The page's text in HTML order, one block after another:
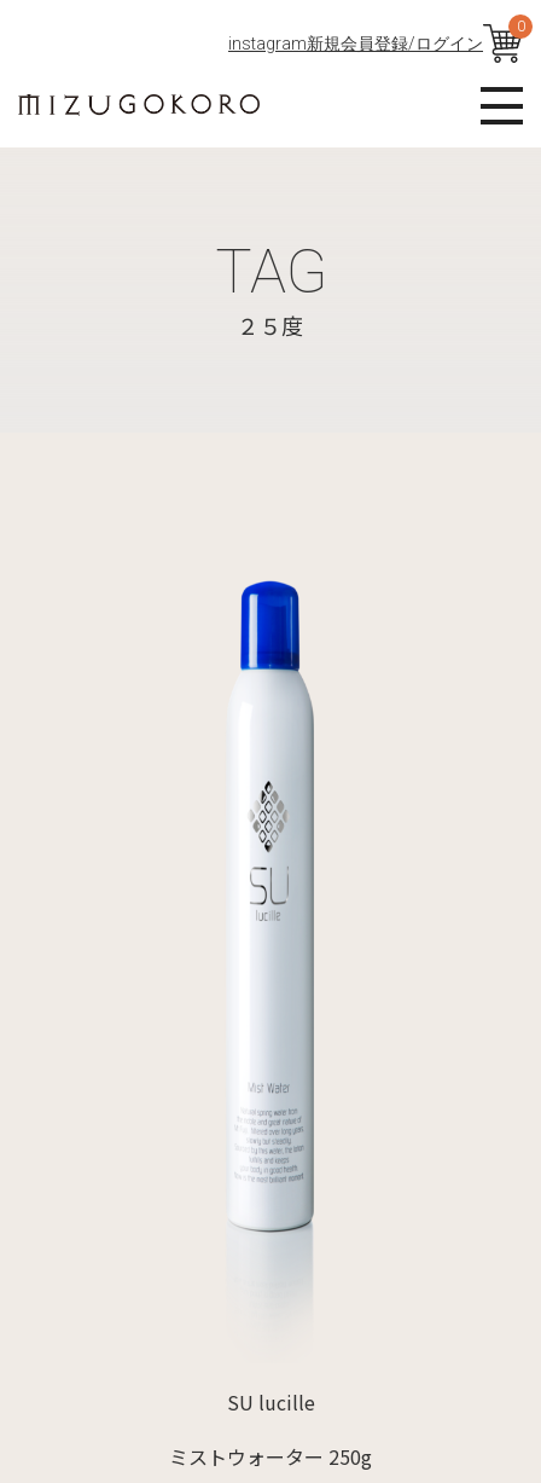
instagram新規会員登録/ログイン
0
TAG
２５度
SU lucille
ミストウォーター 250g